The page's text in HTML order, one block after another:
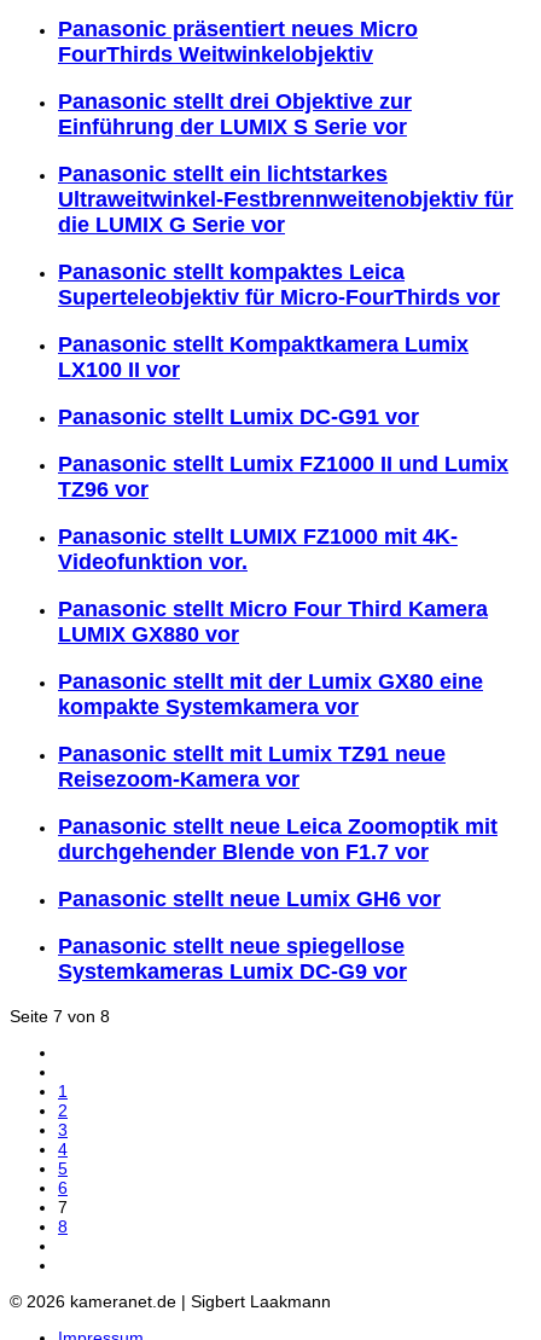
Panasonic präsentiert neues Micro
FourThirds Weitwinkelobjektiv
Panasonic stellt drei Objektive zur
Einführung der LUMIX S Serie vor
Panasonic stellt ein lichtstarkes
Ultraweitwinkel-Festbrennweitenobjektiv für
die LUMIX G Serie vor
Panasonic stellt kompaktes Leica
Superteleobjektiv für Micro-FourThirds vor
Panasonic stellt Kompaktkamera Lumix
LX100 II vor
Panasonic stellt Lumix DC-G91 vor
Panasonic stellt Lumix FZ1000 II und Lumix
TZ96 vor
Panasonic stellt LUMIX FZ1000 mit 4K-
Videofunktion vor.
Panasonic stellt Micro Four Third Kamera
LUMIX GX880 vor
Panasonic stellt mit der Lumix GX80 eine
kompakte Systemkamera vor
Panasonic stellt mit Lumix TZ91 neue
Reisezoom-Kamera vor
Panasonic stellt neue Leica Zoomoptik mit
durchgehender Blende von F1.7 vor
Panasonic stellt neue Lumix GH6 vor
Panasonic stellt neue spiegellose
Systemkameras Lumix DC-G9 vor
Seite 7 von 8
1
2
3
4
5
6
7
8
© 2026 kameranet.de | Sigbert Laakmann